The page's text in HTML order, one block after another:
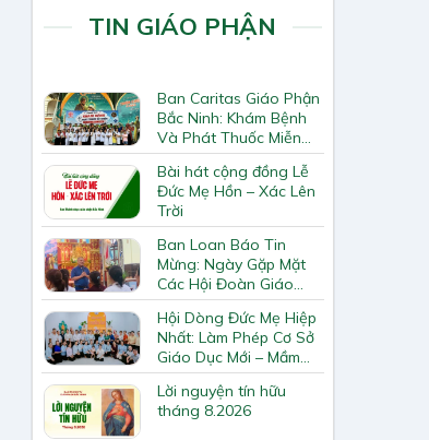
TIN GIÁO PHẬN
Ban Caritas Giáo Phận
Bắc Ninh: Khám Bệnh
Và Phát Thuốc Miễn
Phí Tại Giáo Xứ Đồng
Chương
Bài hát cộng đồng Lễ
Đức Mẹ Hồn – Xác Lên
Trời
Ban Loan Báo Tin
Mừng: Ngày Gặp Mặt
Các Hội Đoàn Giáo
Hạt Bắc Giang
Hội Dòng Đức Mẹ Hiệp
Nhất: Làm Phép Cơ Sở
Giáo Dục Mới – Mầm
Non Thiên Ân
Lời nguyện tín hữu
tháng 8.2026